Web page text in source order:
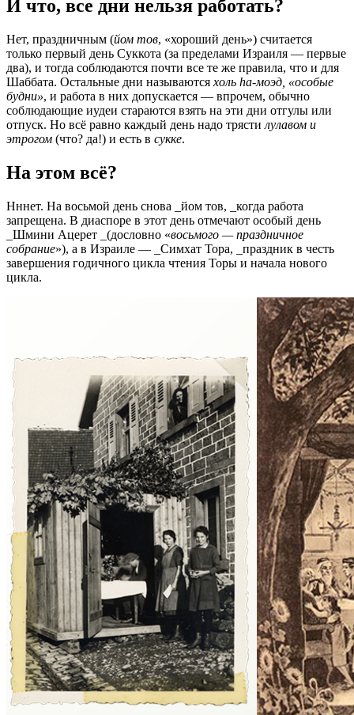
И что, все дни нельзя работать?
Нет, праздничным (йом тов, «хороший день») считается
только первый день Суккота (за пределами Израиля — первые
два), и тогда соблюдаются почти все те же правила, что и для
Шаббата. Остальные дни называются холь hа-моэд, «особые
будни», и работа в них допускается — впрочем, обычно
соблюдающие иудеи стараются взять на эти дни отгулы или
отпуск. Но всё равно каждый день надо трясти лулавом и
этрогом (что? да!) и есть в сукке.
На этом всё?
Нннет. На восьмой день снова _йом тов, _когда работа
запрещена. В диаспоре в этот день отмечают особый день
_Шмини Ацерет _(дословно «восьмого — праздничное
собрание»), а в Израиле — _Симхат Тора, _праздник в честь
завершения годичного цикла чтения Торы и начала нового
цикла.